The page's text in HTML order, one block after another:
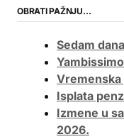
OBRATI PAŽNJU…
Sedam
Isplata
Izmene u
2026.